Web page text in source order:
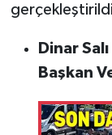
Dinar
Başkan